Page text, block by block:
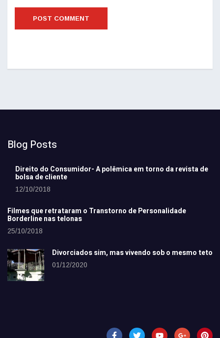
Blog Posts
Direito do Consumidor- A polêmica em torno da revista de
bolsa de cliente
12/10/2018
Filmes que retrataram o Transtorno de Personalidade
Borderline nas telonas
25/10/2018
Divorciados sim, mas vivendo sob o mesmo teto
01/12/2020